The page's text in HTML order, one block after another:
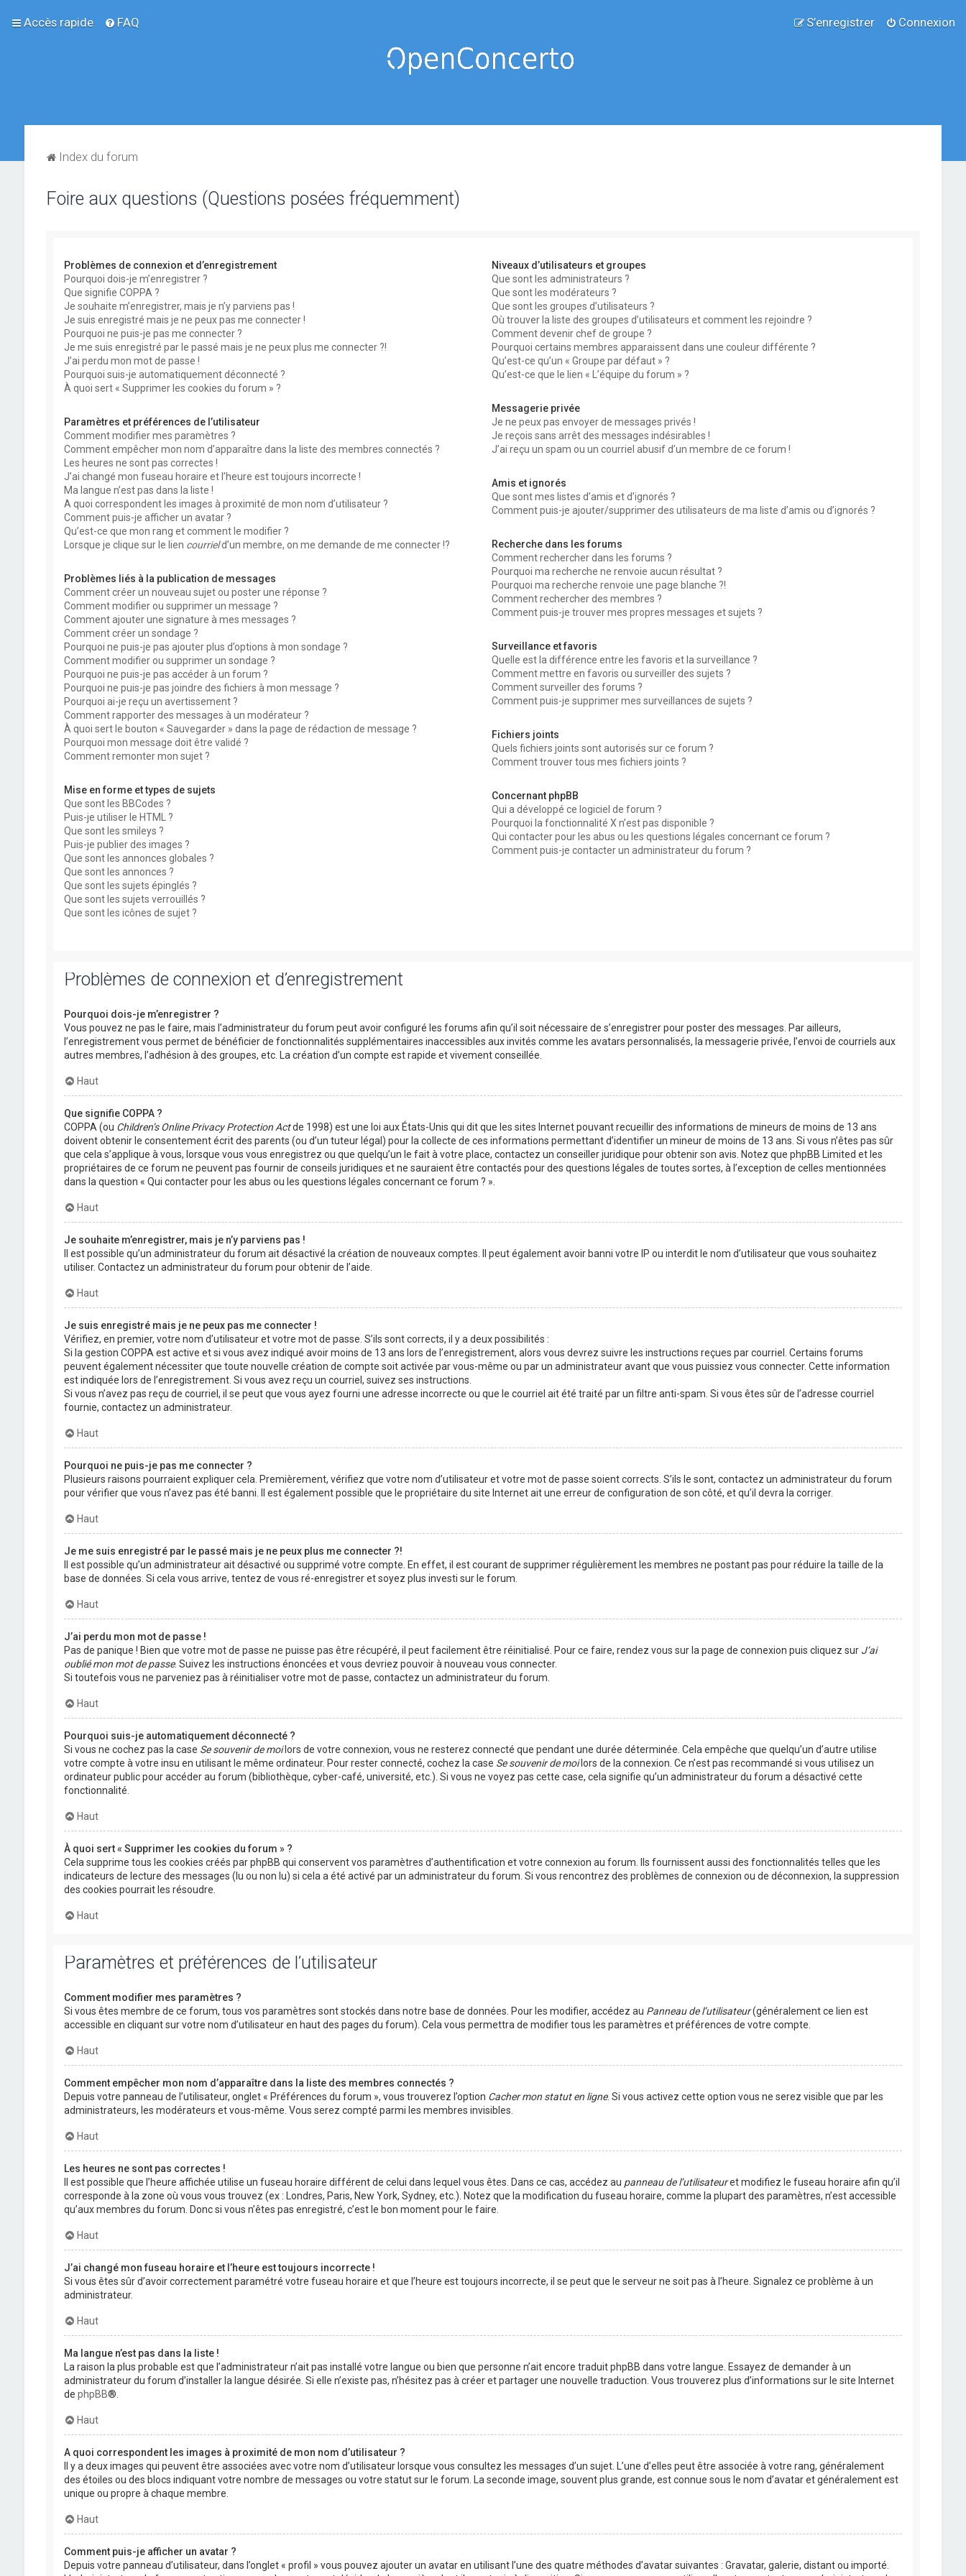
Accès rapide FAQ Connexion
S’enregistrer
Index du forum
Foire aux questions (Questions posées fréquemment)
Problèmes de connexion et d’enregistrement
Pourquoi dois-je m’enregistrer ?
Que signifie COPPA ?
Je souhaite m’enregistrer, mais je n’y parviens pas !
Je suis enregistré mais je ne peux pas me connecter !
Pourquoi ne puis-je pas me connecter ?
Je me suis enregistré par le passé mais je ne peux plus me connecter ?!
J’ai perdu mon mot de passe !
Pourquoi suis-je automatiquement déconnecté ?
À quoi sert « Supprimer les cookies du forum » ?
Paramètres et préférences de l’utilisateur
Comment modifier mes paramètres ?
Comment empêcher mon nom d’apparaître dans la liste des membres connectés ?
Les heures ne sont pas correctes !
J’ai changé mon fuseau horaire et l’heure est toujours incorrecte !
Ma langue n’est pas dans la liste !
A quoi correspondent les images à proximité de mon nom d’utilisateur ?
Comment puis-je afficher un avatar ?
Qu’est-ce que mon rang et comment le modifier ?
Lorsque je clique sur le lien courrield’un membre, on me demande de me connecter !?
Problèmes liés à la publication de messages
Comment créer un nouveau sujet ou poster une réponse ?
Comment modifier ou supprimer un message ?
Comment ajouter une signature à mes messages ?
Comment créer un sondage ?
Pourquoi ne puis-je pas ajouter plus d’options à mon sondage ?
Comment modifier ou supprimer un sondage ?
Pourquoi ne puis-je pas accéder à un forum ?
Pourquoi ne puis-je pas joindre des fichiers à mon message ?
Pourquoi ai-je reçu un avertissement ?
Comment rapporter des messages à un modérateur ?
À quoi sert le bouton « Sauvegarder » dans la page de rédaction de message ?
Pourquoi mon message doit être validé ?
Comment remonter mon sujet ?
Mise en forme et types de sujets
Que sont les BBCodes ?
Puis-je utiliser le HTML ?
Que sont les smileys ?
Puis-je publier des images ?
Que sont les annonces globales ?
Que sont les annonces ?
Que sont les sujets épinglés ?
Que sont les sujets verrouillés ?
Que sont les icônes de sujet ?
Niveaux d’utilisateurs et groupes
Que sont les administrateurs ?
Que sont les modérateurs ?
Que sont les groupes d’utilisateurs ?
Où trouver la liste des groupes d’utilisateurs et comment les rejoindre ?
Comment devenir chef de groupe ?
Pourquoi certains membres apparaissent dans une couleur différente ?
Qu’est-ce qu’un « Groupe par défaut » ?
Qu’est-ce que le lien « L’équipe du forum » ?
Messagerie privée
Je ne peux pas envoyer de messages privés !
Je reçois sans arrêt des messages indésirables !
J’ai reçu un spam ou un courriel abusif d’un membre de ce forum !
Amis et ignorés
Que sont mes listes d’amis et d’ignorés ?
Comment puis-je ajouter/supprimer des utilisateurs de ma liste d’amis ou d’ignorés ?
Recherche dans les forums
Comment rechercher dans les forums ?
Pourquoi ma recherche ne renvoie aucun résultat ?
Pourquoi ma recherche renvoie une page blanche ?!
Comment rechercher des membres ?
Comment puis-je trouver mes propres messages et sujets ?
Surveillance et favoris
Quelle est la différence entre les favoris et la surveillance ?
Comment mettre en favoris ou surveiller des sujets ?
Comment surveiller des forums ?
Comment puis-je supprimer mes surveillances de sujets ?
Fichiers joints
Quels fichiers joints sont autorisés sur ce forum ?
Comment trouver tous mes fichiers joints ?
Concernant phpBB
Qui a développé ce logiciel de forum ?
Pourquoi la fonctionnalité X n’est pas disponible ?
Qui contacter pour les abus ou les questions légales concernant ce forum ?
Comment puis-je contacter un administrateur du forum ?
Problèmes de connexion et d’enregistrement
Pourquoi dois-je m’enregistrer ?
Vous pouvez ne pas le faire, mais l’administrateur du forum peut avoir configuré les forums afin qu’il soit nécessaire de s’enregistrer pour poster des messages. Par ailleurs,
l’enregistrement vous permet de bénéficier de fonctionnalités supplémentaires inaccessibles aux invités comme les avatars personnalisés, la messagerie privée, l’envoi de courriels aux
autres membres, l’adhésion à des groupes, etc. La création d’un compte est rapide et vivement conseillée.
Haut
Que signifie COPPA ?
COPPA (ou Children’s Online Privacy Protection Actde 1998) est une loi aux États-Unis qui dit que les sites Internet pouvant recueillir des informations de mineurs de moins de 13 ans
doivent obtenir le consentement écrit des parents (ou d’un tuteur légal) pour la collecte de ces informations permettant d’identifier un mineur de moins de 13 ans. Si vous n’êtes pas sûr
que cela s’applique à vous, lorsque vous vous enregistrez ou que quelqu’un le fait à votre place, contactez un conseiller juridique pour obtenir son avis. Notez que phpBB Limited et les
propriétaires de ce forum ne peuvent pas fournir de conseils juridiques et ne sauraient être contactés pour des questions légales de toutes sortes, à l’exception de celles mentionnées
dans la question « Qui contacter pour les abus ou les questions légales concernant ce forum ? ».
Haut
Je souhaite m’enregistrer, mais je n’y parviens pas !
Il est possible qu’un administrateur du forum ait désactivé la création de nouveaux comptes. Il peut également avoir banni votre IP ou interdit le nom d’utilisateur que vous souhaitez
utiliser. Contactez un administrateur du forum pour obtenir de l’aide.
Haut
Je suis enregistré mais je ne peux pas me connecter !
Vérifiez, en premier, votre nom d’utilisateur et votre mot de passe. S’ils sont corrects, il y a deux possibilités :
Si la gestion COPPA est active et si vous avez indiqué avoir moins de 13 ans lors de l’enregistrement, alors vous devrez suivre les instructions reçues par courriel. Certains forums
peuvent également nécessiter que toute nouvelle création de compte soit activée par vous-même ou par un administrateur avant que vous puissiez vous connecter. Cette information
est indiquée lors de l’enregistrement. Si vous avez reçu un courriel, suivez ses instructions.
Si vous n’avez pas reçu de courriel, il se peut que vous ayez fourni une adresse incorrecte ou que le courriel ait été traité par un filtre anti-spam. Si vous êtes sûr de l’adresse courriel
fournie, contactez un administrateur.
Haut
Pourquoi ne puis-je pas me connecter ?
Plusieurs raisons pourraient expliquer cela. Premièrement, vérifiez que votre nom d’utilisateur et votre mot de passe soient corrects. S’ils le sont, contactez un administrateur du forum
pour vérifier que vous n’avez pas été banni. Il est également possible que le propriétaire du site Internet ait une erreur de configuration de son côté, et qu’il devra la corriger.
Haut
Je me suis enregistré par le passé mais je ne peux plus me connecter ?!
Il est possible qu’un administrateur ait désactivé ou supprimé votre compte. En effet, il est courant de supprimer régulièrement les membres ne postant pas pour réduire la taille de la
base de données. Si cela vous arrive, tentez de vous ré-enregistrer et soyez plus investi sur le forum.
Haut
J’ai perdu mon mot de passe !
Pas de panique ! Bien que votre mot de passe ne puisse pas être récupéré, il peut facilement être réinitialisé. Pour ce faire, rendez vous sur la page de connexion puis cliquez sur J’ai
oublié mon mot de passe. Suivez les instructions énoncées et vous devriez pouvoir à nouveau vous connecter.
Si toutefois vous ne parveniez pas à réinitialiser votre mot de passe, contactez un administrateur du forum.
Haut
Pourquoi suis-je automatiquement déconnecté ?
Si vous ne cochez pas la case Se souvenir de moilors de votre connexion, vous ne resterez connecté que pendant une durée déterminée. Cela empêche que quelqu’un d’autre utilise
votre compte à votre insu en utilisant le même ordinateur. Pour rester connecté, cochez la case Se souvenir de moilors de la connexion. Ce n’est pas recommandé si vous utilisez un
ordinateur public pour accéder au forum (bibliothèque, cyber-café, université, etc.). Si vous ne voyez pas cette case, cela signifie qu’un administrateur du forum a désactivé cette
fonctionnalité.
Haut
À quoi sert « Supprimer les cookies du forum » ?
Cela supprime tous les cookies créés par phpBB qui conservent vos paramètres d’authentification et votre connexion au forum. Ils fournissent aussi des fonctionnalités telles que les
indicateurs de lecture des messages (lu ou non lu) si cela a été activé par un administrateur du forum. Si vous rencontrez des problèmes de connexion ou de déconnexion, la suppression
des cookies pourrait les résoudre.
Haut
Paramètres et préférences de l’utilisateur
Comment modifier mes paramètres ?
Si vous êtes membre de ce forum, tous vos paramètres sont stockés dans notre base de données. Pour les modifier, accédez au Panneau de l’utilisateur(généralement ce lien est
accessible en cliquant sur votre nom d’utilisateur en haut des pages du forum). Cela vous permettra de modifier tous les paramètres et préférences de votre compte.
Haut
Comment empêcher mon nom d’apparaître dans la liste des membres connectés ?
Depuis votre panneau de l’utilisateur, onglet « Préférences du forum », vous trouverez l’option Cacher mon statut en ligne. Si vous activez cette option vous ne serez visible que par les
administrateurs, les modérateurs et vous-même. Vous serez compté parmi les membres invisibles.
Haut
Les heures ne sont pas correctes !
Il est possible que l’heure affichée utilise un fuseau horaire différent de celui dans lequel vous êtes. Dans ce cas, accédez au panneau de l’utilisateuret modifiez le fuseau horaire afin qu’il
corresponde à la zone où vous vous trouvez (ex : Londres, Paris, New York, Sydney, etc.). Notez que la modification du fuseau horaire, comme la plupart des paramètres, n’est accessible
qu’aux membres du forum. Donc si vous n’êtes pas enregistré, c’est le bon moment pour le faire.
Haut
J’ai changé mon fuseau horaire et l’heure est toujours incorrecte !
Si vous êtes sûr d’avoir correctement paramétré votre fuseau horaire et que l’heure est toujours incorrecte, il se peut que le serveur ne soit pas à l’heure. Signalez ce problème à un
administrateur.
Haut
Ma langue n’est pas dans la liste !
La raison la plus probable est que l’administrateur n’ait pas installé votre langue ou bien que personne n’ait encore traduit phpBB dans votre langue. Essayez de demander à un
administrateur du forum d’installer la langue désirée. Si elle n’existe pas, n’hésitez pas à créer et partager une nouvelle traduction. Vous trouverez plus d’informations sur le site Internet
de phpBB®.
Haut
A quoi correspondent les images à proximité de mon nom d’utilisateur ?
Il y a deux images qui peuvent être associées avec votre nom d’utilisateur lorsque vous consultez les messages d’un sujet. L’une d’elles peut être associée à votre rang, généralement
des étoiles ou des blocs indiquant votre nombre de messages ou votre statut sur le forum. La seconde image, souvent plus grande, est connue sous le nom d’avatar et généralement est
unique ou propre à chaque membre.
Haut
Comment puis-je afficher un avatar ?
Depuis votre panneau d’utilisateur, dans l’onglet « profil » vous pouvez ajouter un avatar en utilisant l’une des quatre méthodes d’avatar suivantes : Gravatar, galerie, distant ou importé.